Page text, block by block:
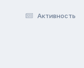
Активность